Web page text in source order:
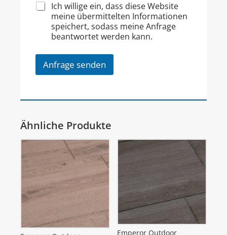
Ich willige ein, dass diese Website
meine übermittelten Informationen
speichert, sodass meine Anfrage
beantwortet werden kann.
Anfrage senden
Ähnliche Produkte
Emperor Outdoor